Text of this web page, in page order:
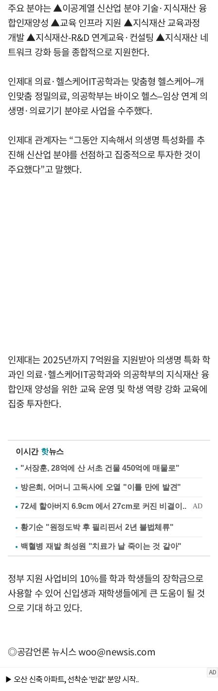
주요 분야는 ▲이공계열 신산업 분야 기술·지식재산 융
합인재양성 ▲교육 인프라 지원 ▲지식재산 교육과정
개발 ▲지식재산-R&D 연계교육·컨설팅 ▲지식재산 네
트워크 강화 등을 종합적으로 지원한다.
인제대 의료·헬스케어IT공학과는 맞춤형 헬스케어–개
인맞춤 정밀의료, 의공학부는 바이오 헬스–임상 연계 의
생명·의료기기 분야로 사업을 수주했다.
인제대 관계자는 “그동안 지속해서 의생명 특성화를 추
진해 신산업 분야를 선점하고 집중적으로 투자한 것이
주요했다”고 말했다.
인제대는 2025년까지 7억원을 지원받아 의생명 특화 학
과인 의료·헬스케어IT공학과와 의공학부의 지식재산 융
합인재 양성을 위한 교육 운영 및 학생 역량 강화 교육에
집중 투자한다.
이시간 핫뉴스
"서장훈, 28억에 산 서초 건물 450억에 매물로"
방은희, 어머니 고독사에 오열 "이틀 만에 발견"
황기순 "원정도박 후 필리핀서 2년 불법체류"
백혈병 재발 최성원 "치료가 날 죽이는 것 같아"
정부 지원 사업비의 10%를 학과 학생들의 장학금으로
사용할 수 있어 신입생과 재학생들에게 큰 도움이 될 것
으로 기대 하고 있다.
◎공감언론 뉴시스woo@newsis.com